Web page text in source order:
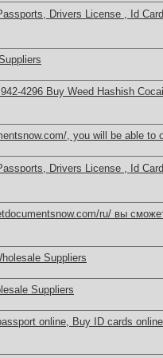
Drivers License , Id
4296 Buy Weed Hashish
, you will be able to
Drivers License , Id
ru/ вы
Suppliers
Suppliers
online, Buy ID cards